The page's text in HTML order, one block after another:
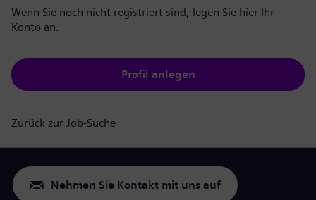
Wenn Sie noch nicht registriert sind, legen Sie hier Ihr
Konto an.
Profil anlegen
Zurück zur Job-Suche
Nehmen Sie Kontakt mit uns auf